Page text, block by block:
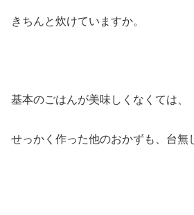
きちんと炊けていますか。
基本のごはんが美味しくなくては、
せっかく作った他のおかずも、台無